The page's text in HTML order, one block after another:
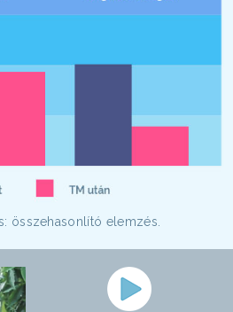
összehasonlító elemzés.